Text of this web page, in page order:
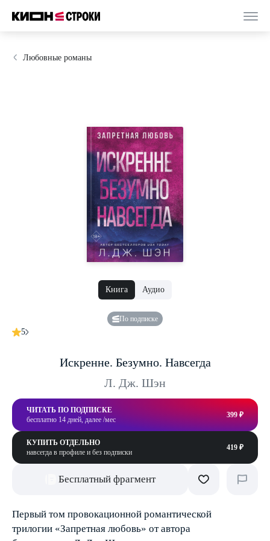
Любовные романы
Книга Аудио
По подписке
5
Искренне. Безумно. Навсегда
Л. Дж. Шэн
ЧИТАТЬ ПО ПОДПИСКЕ
бесплатно 14 дней, далее /мес
399 ₽
КУПИТЬ ОТДЕЛЬНО
навсегда в профиле и без подписки
419 ₽
Бесплатный фрагмент
Первый том провокационной романтической
трилогии «Запретная любовь» от автора